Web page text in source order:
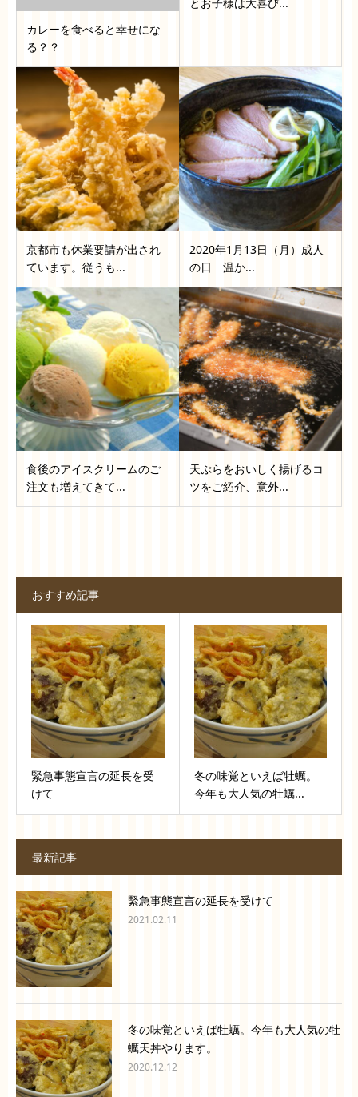
カレーを食べると幸せにな
る？？
京都市も休業要請が出され
ています。従うも...
2020年1月13日（月）成人
の日 温か...
食後のアイスクリームのご
注文も増えてきて...
天ぷらをおいしく揚げるコ
ツをご紹介、意外...
おすすめ記事
緊急事態宣言の延長を受
けて
冬の味覚といえば牡蠣。
今年も大人気の牡蠣...
最新記事
緊急事態宣言の延長を受けて
2021.02.11
冬の味覚といえば牡蠣。今年も大人気の牡
蠣天丼やります。
2020.12.12